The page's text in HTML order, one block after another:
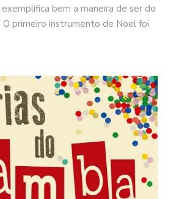
bem a maneira de ser do
O primeiro instrumento de Noel foi